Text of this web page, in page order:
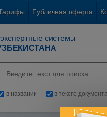
Публичная оферта
системы
в названии в тексте документа